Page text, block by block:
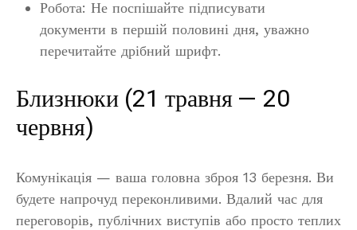
Робота: Не поспішайте підписувати
документи в першій половині дня, уважно
перечитайте дрібний шрифт.
Близнюки (21 травня — 20
червня)
Комунікація — ваша головна зброя 13 березня. Ви
будете напрочуд переконливими. Вдалий час для
переговорів, публічних виступів або просто теплих